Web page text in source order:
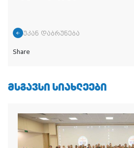
უკან დაბრუნება
Share
ᲛᲡᲒᲐᲕᲡᲘ ᲡᲘᲐᲮᲚᲔᲔᲑᲘ